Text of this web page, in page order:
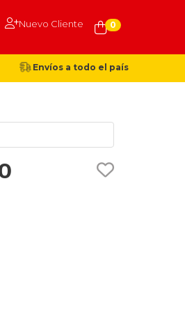
Nuevo Cliente 0
Envíos a todo el país